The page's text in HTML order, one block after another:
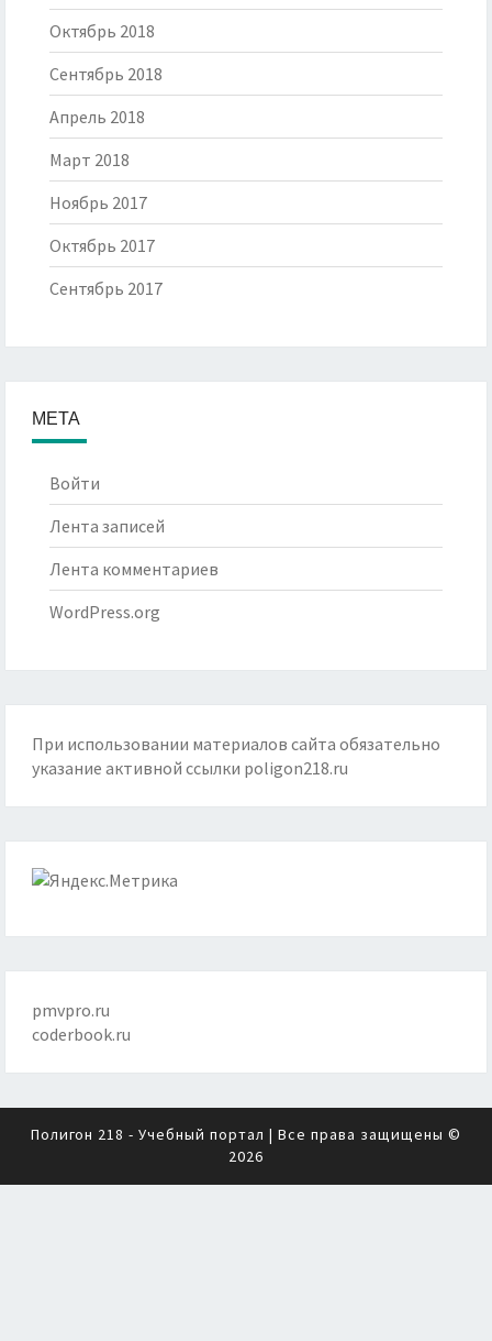
Октябрь 2018
Сентябрь 2018
Апрель 2018
Март 2018
Ноябрь 2017
Октябрь 2017
Сентябрь 2017
МЕТА
Войти
Лента записей
Лента комментариев
WordPress.org
При использовании материалов сайта обязательно
указание активной ссылки poligon218.ru
pmvpro.ru
coderbook.ru
Полигон 218 - Учебный портал | Все права защищены ©
2026